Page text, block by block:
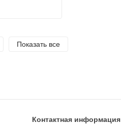
Показать все
Контактная информация